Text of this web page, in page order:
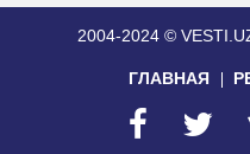
2004-2024 ©
ГЛАВНАЯ